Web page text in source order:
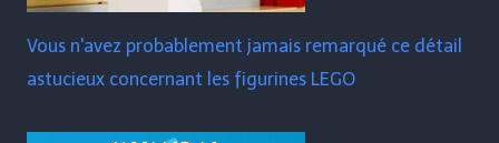
Vous n'avez probablement jamais remarqué ce détail
astucieux concernant les figurines LEGO